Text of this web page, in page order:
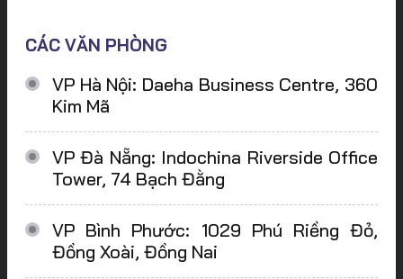
CÁC VĂN PHÒNG
VP Hà Nội: Daeha Business Centre, 360
Kim Mã
VP Đà Nẵng: Indochina Riverside Office
Tower, 74 Bạch Đằng
VP Bình Phước: 1029 Phú Riềng Đỏ,
Đồng Xoài, Đồng Nai